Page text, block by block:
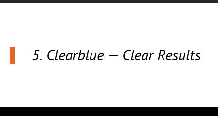
5. Clearblue — Clear Results